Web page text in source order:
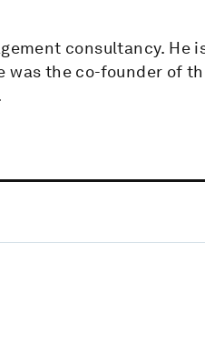
consultancy. He
was the co-founder of